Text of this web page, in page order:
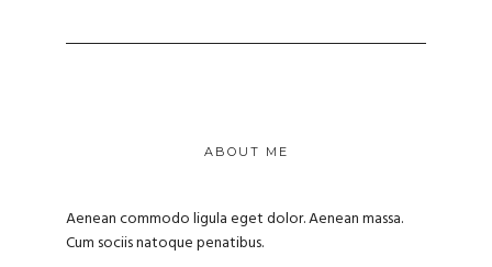
ABOUT ME
Aenean commodo ligula eget dolor. Aenean massa.
Cum sociis natoque penatibus.